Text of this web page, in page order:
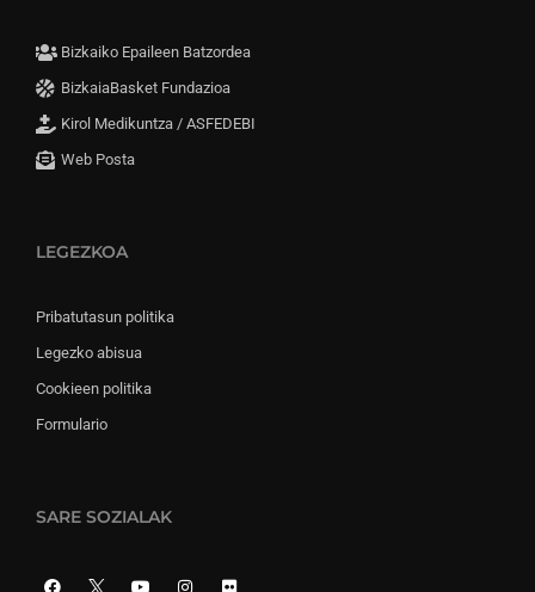
Bizkaiko Epaileen Batzordea
BizkaiaBasket Fundazioa
Kirol Medikuntza / ASFEDEBI
Web Posta
LEGEZKOA
Pribatutasun politika
Legezko abisua
Cookieen politika
Formulario
SARE SOZIALAK